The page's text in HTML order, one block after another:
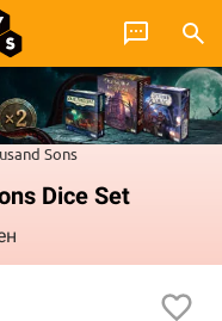
Sons
Dice Set